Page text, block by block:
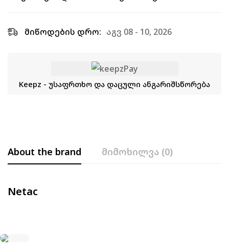
მიწოდების დრო: აგვ 08 - 10, 2026
Keepz - უსაფრთხო და დაცული ანგარიშსწორება
About the brand მიმოხილვა (0)
Netac